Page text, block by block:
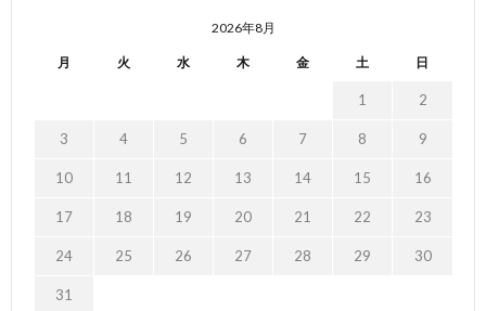
2026年8月
月 火 水 木 金 土 日
1 2
3 4 5 6 7 8 9
10 11 12 13 14 15 16
17 18 19 20 21 22 23
24 25 26 27 28 29 30
31